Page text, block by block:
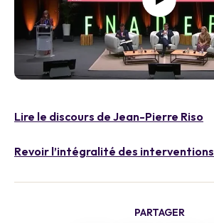
PARTAGER
Lire le discours de Jean-Pierre Riso
Revoir l’intégralité des interventions